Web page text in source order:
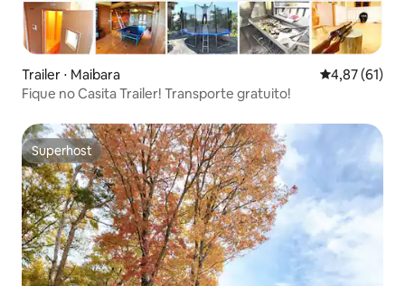
Trailer ⋅ Maibara 4,87 de uma
4,87 (61)
Fique no Casita Trailer! Transporte gratuito!
Superhost
Superhost